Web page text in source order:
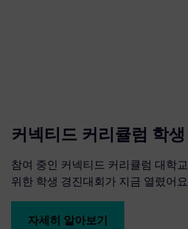
커넥티드 커리큘럼 학
참여 중인 커넥티드 커리큘럼 대학
위한 학생 경진대회가 지금 열렸어
자세히 알아보기